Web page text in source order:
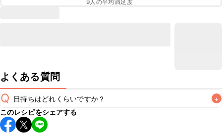
9人の平均満足度
よくある質問
Q 日持ちはどれくらいですか？ +
保存期間は常温で2~3日が目安です。なるべくお早めにお召
し上がりください。
このレシピをシェアする